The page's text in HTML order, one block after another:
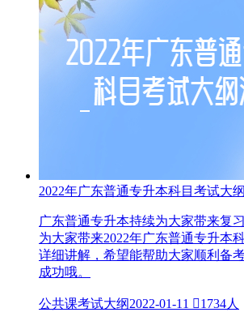
2022年广东普通专升本科目考试大
广东普通专升本持续为大家带来复
为大家带来2022年广东普通专升本
详细讲解，希望能帮助大家顺利备
成功哦。
公共课考试大纲2022-01-11 1734人